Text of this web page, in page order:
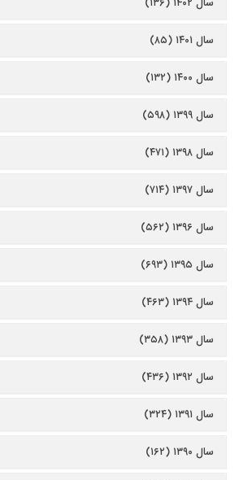
سال ۱۴۰۱ (۸۵)
سال ۱۴۰۰ (۱۳۲)
سال ۱۳۹۹ (۵۹۸)
سال ۱۳۹۸ (۴۷۱)
سال ۱۳۹۷ (۷۱۴)
سال ۱۳۹۶ (۵۶۲)
سال ۱۳۹۵ (۶۹۳)
سال ۱۳۹۴ (۴۶۳)
سال ۱۳۹۳ (۳۵۸)
سال ۱۳۹۲ (۴۳۶)
سال ۱۳۹۱ (۳۲۴)
سال ۱۳۹۰ (۱۶۲)